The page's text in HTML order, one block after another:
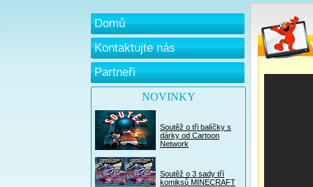
Domů
Kontaktujte nás
Partneři
NOVINKY
Soutěž o tři balíčky s
dárky od Cartoon
Network
Soutěž o 3 sady tří
komiksů MINECRAFT